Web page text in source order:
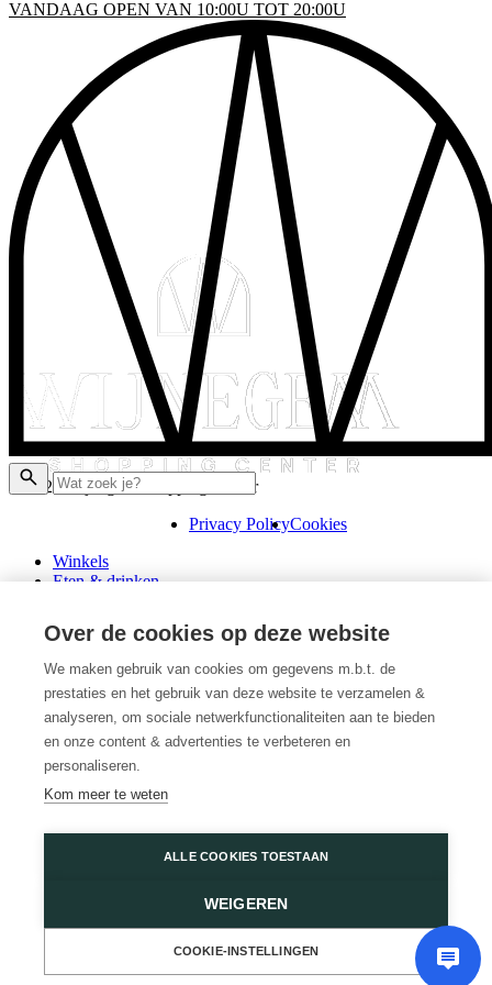
VANDAAG OPEN VAN 10:00U TOT 20:00U
© 2026 Wijnegem Shopping Center
Privacy PolicyCookies
Winkels
Eten & drinken
Schenk een cadeaubon
Over ons
Wini’s
Plattegrond
Diensten
Promoties
Huur een winkel
Veelgestelde vragen
Wijnegem Shopping Center
Contacteer ons
& DRINKEN
INFO
Over de cookies op deze website
We maken gebruik van cookies om gegevens m.b.t. de
prestaties en het gebruik van deze website te verzamelen &
analyseren, om sociale netwerkfunctionaliteiten aan te bieden
en onze content & advertenties te verbeteren en
personaliseren.
Kom meer te weten
ALLE COOKIES TOESTAAN
WEIGEREN
COOKIE-INSTELLINGEN